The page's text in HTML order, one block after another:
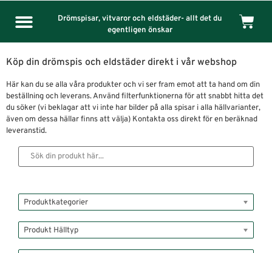
Drömspisar, vitvaror och eldstäder- allt det du
egentligen önskar
Köp din drömspis och eldstäder direkt i vår webshop
Här kan du se alla våra produkter och vi ser fram emot att ta hand om din
beställning och leverans. Använd filterfunktionerna för att snabbt hitta det
du söker (vi beklagar att vi inte har bilder på alla spisar i alla hällvarianter,
även om dessa hällar finns att välja) Kontakta oss direkt för en beräknad
leveranstid.
Produktkategorier
Produkt Hälltyp